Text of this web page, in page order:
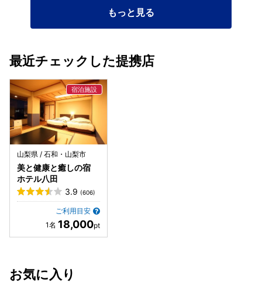
もっと見る
最近チェックした提携店
山梨県 / 石和・山梨市
美と健康と癒しの宿
ホテル八田
3.9 (606)
ご利用目安
18,000
お気に入り